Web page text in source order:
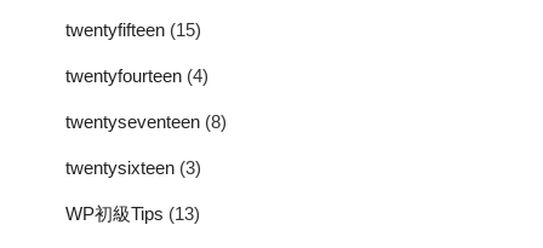
twentyfifteen (15)
twentyfourteen (4)
twentyseventeen (8)
twentysixteen (3)
WP初級Tips (13)